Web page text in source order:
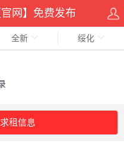
网】免费发布
全新 绥化
租信息